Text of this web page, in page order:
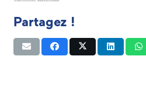
Partagez !